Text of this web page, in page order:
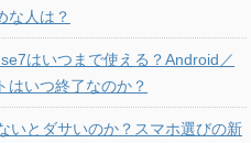
な人は？
はいつまで使える？Android／
はいつ終了なのか？
いとダサいのか？スマホ選びの新